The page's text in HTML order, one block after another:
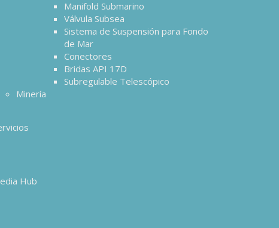
Manifold Submarino
Válvula Subsea
Sistema de Suspensión para Fondo
de Mar
Conectores
Bridas API 17D
Subregulable Telescópico
Minería
Hub